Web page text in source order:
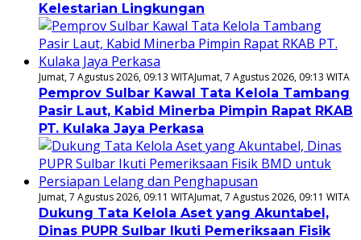
Kelestarian Lingkungan
Jumat, 7 Agustus 2026, 09:13 WITAJumat, 7 Agustus 2026, 09:13 WITA
Pemprov Sulbar Kawal Tata Kelola Tambang
Pasir Laut, Kabid Minerba Pimpin Rapat RKAB
PT. Kulaka Jaya Perkasa
Jumat, 7 Agustus 2026, 09:11 WITAJumat, 7 Agustus 2026, 09:11 WITA
Dukung Tata Kelola Aset yang Akuntabel,
Dinas PUPR Sulbar Ikuti Pemeriksaan Fisik